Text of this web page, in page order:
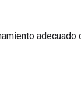
adecuado